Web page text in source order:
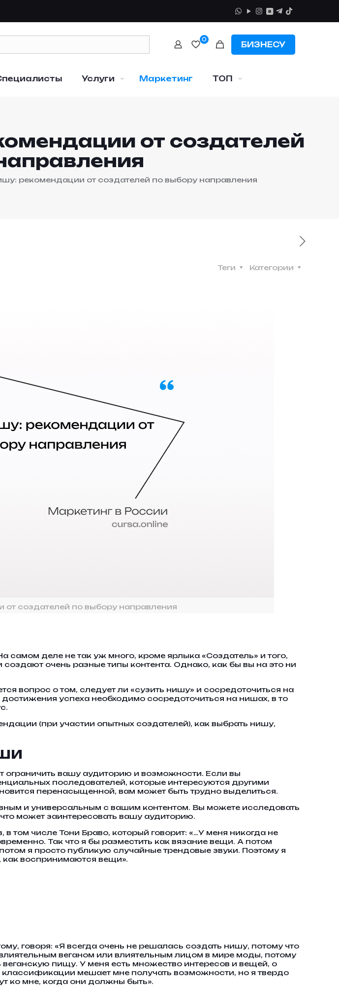
0
БИЗНЕСУ
Услуги Маркетинг ТОП
от создателей
рекомендации от создателей по выбору направления
Категории
Теги
создателей по выбору направления
самом деле не так уж много, кроме ярлыка «Создатель» и того,
очень разные типы контента. Однако, как бы вы на это ни
вопрос о том, следует ли «сузить нишу» и сосредоточиться на
успеха необходимо сосредоточиться на нишах, в то
(при участии опытных создателей), как выбрать нишу,
вашу аудиторию и возможности. Если вы
последователей, которые интересуются другими
перенасыщенной, вам может быть трудно выделиться.
и универсальным с вашим контентом. Вы можете исследовать
может заинтересовать вашу аудиторию.
том числе Тони Браво, который говорит: «…У меня никогда не
Так что я бы разместить как вязание вещи. А потом
я просто публикую случайные трендовые звуки. Поэтому я
воспринимаются вещи».
говоря: «Я всегда очень не решалась создать нишу, потому что
веганом или влиятельным лицом в мире моды, потому
пищу. У меня есть множество интересов и вещей, о
классификации мешает мне получать возможности, но я твердо
ко мне, когда они должны быть».